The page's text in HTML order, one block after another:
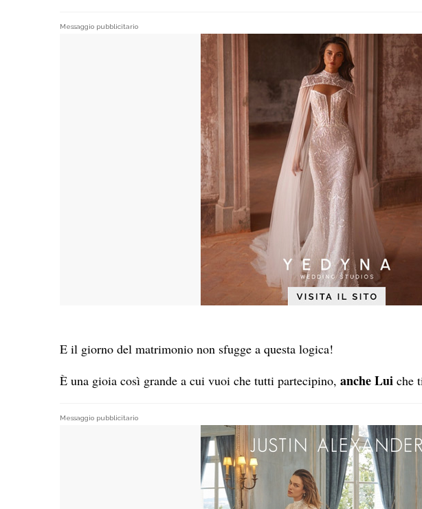
Messaggio pubblicitario
E il giorno del matrimonio non sfugge a questa logica!
È una gioia così grande a cui vuoi che tutti partecipino, anche Lui che
Messaggio pubblicitario